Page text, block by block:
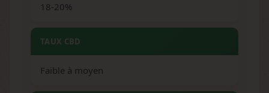
18-20%
TAUX CBD
Faible à moyen